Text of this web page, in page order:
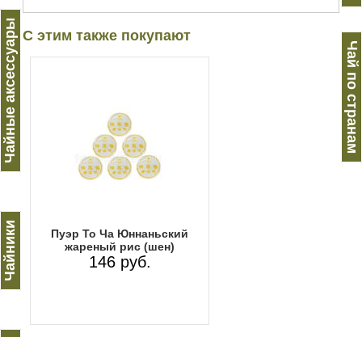
Чайные аксессуары
Чайники
С этим также покупают
Пуэр То Ча Юннаньский
жареный рис (шен)
146 руб.
Чай по странам